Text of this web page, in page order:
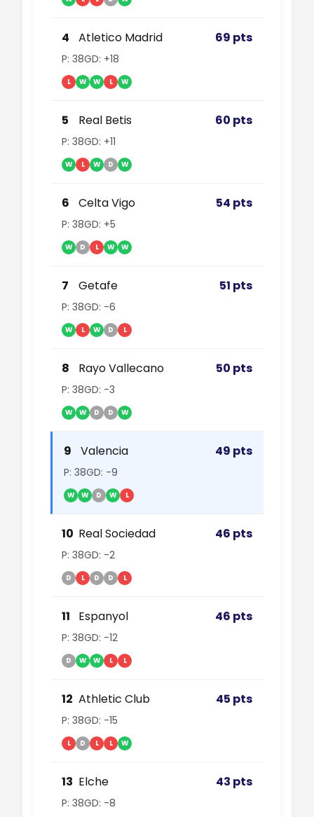
4 Atletico Madrid 69 pts
P: 38GD: +18
L W W L W
5 Real Betis 60 pts
P: 38GD: +11
W L W D W
6 Celta Vigo 54 pts
P: 38GD: +5
W D L W W
7 Getafe 51 pts
P: 38GD: -6
W L W D L
8 Rayo Vallecano 50 pts
P: 38GD: -3
W W D D W
9 Valencia 49 pts
P: 38GD: -9
W W D W L
10 Real Sociedad 46 pts
P: 38GD: -2
D L D D L
11 Espanyol 46 pts
P: 38GD: -12
D W W L L
12 Athletic Club 45 pts
P: 38GD: -15
L D L L W
13 Elche 43 pts
P: 38GD: -8